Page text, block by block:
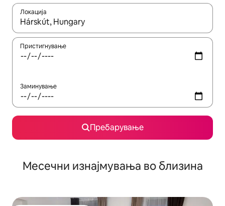
Локација
Кога резултатите се достапни, движете се со копчињата
Пристигнување
Заминување
Пребарување
Месечни изнајмувања во близина